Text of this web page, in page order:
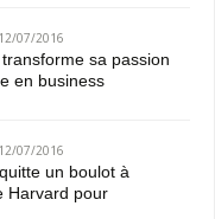
12/07/2016
sa passion
en business
12/07/2016
un boulot à
Harvard pour